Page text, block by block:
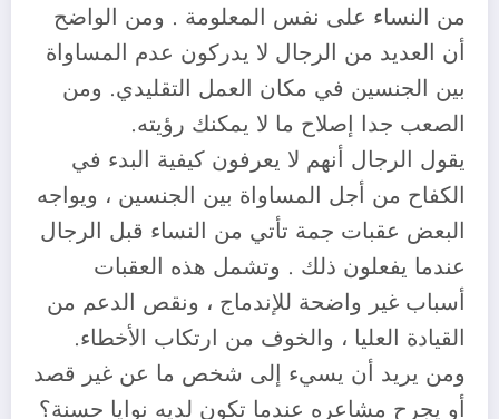
من النساء على نفس المعلومة . ومن الواضح
أن العديد من الرجال لا يدركون عدم المساواة
بين الجنسين في مكان العمل التقليدي. ومن
الصعب جدا إصلاح ما لا يمكنك رؤيته.
يقول الرجال أنهم لا يعرفون كيفية البدء في
الكفاح من أجل المساواة بين الجنسين ، ويواجه
البعض عقبات جمة تأتي من النساء قبل الرجال
عندما يفعلون ذلك . وتشمل هذه العقبات
أسباب غير واضحة للإندماج ، ونقص الدعم من
القيادة العليا ، والخوف من ارتكاب الأخطاء.
ومن يريد أن يسيء إلى شخص ما عن غير قصد
أو يجرح مشاعره عندما تكون لديه نوايا حسنة؟